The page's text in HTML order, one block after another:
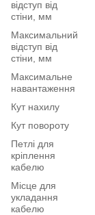
відступ від
стіни, мм
Максимальний
відступ від
стіни, мм
Максимальне
навантаження
Кут нахилу
Кут повороту
Петлі для
кріплення
кабелю
Місце для
укладання
кабелю